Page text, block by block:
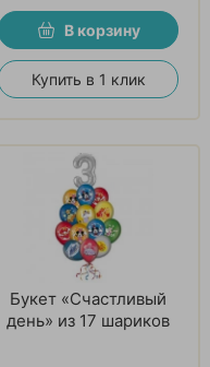
В корзину
Купить в 1 клик
Букет «Счастливый
день» из 17 шариков